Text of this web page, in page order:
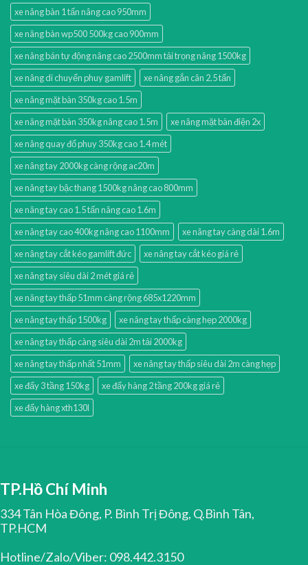
xe nâng bàn 1 tấn nâng cao 950mm
xe nâng bàn wp500 500kg cao 900mm
xe nâng bán tự động nâng cao 2500mm tải trọng nâng 1500kg
xe nâng di chuyển phuy gamlift
xe nâng gắn cân 2.5 tấn
xe nâng mặt bàn 350kg cao 1.5m
xe nâng mặt bàn 350kg nâng cao 1.5m
xe nâng mặt bàn điện 2x
xe nâng quay đổ phuy 350kg cao 1.4 mét
xe nâng tay 2000kg càng rộng ac20m
xe nâng tay bậc thang 1500kg nâng cao 800mm
xe nâng tay cao 1.5 tấn nâng cao 1.6m
xe nâng tay cao 400kg nâng cao 1100mm
xe nâng tay càng dài 1.6m
xe nâng tay cắt kéo gamlift đức
xe nâng tay cắt kéo giá rẻ
xe nâng tay siêu dài 2 mét giá rẻ
xe nâng tay thấp 51mm càng rộng 685x1220mm
xe nâng tay thấp 1500kg
xe nâng tay thấp càng hẹp 2000kg
xe nâng tay thấp càng siêu dài 2m tải 2000kg
xe nâng tay thấp nhất 51mm
xe nâng tay thấp siêu dài 2m càng hẹp
xe đẩy 3 tầng 150kg
xe đẩy hàng 2 tầng 200kg giá rẻ
xe đẩy hàng xth130l
TP.Hồ Chí Minh
334 Tân Hòa Đông, P. Bình Trị Đông, Q.Bình Tân,
TP.HCM
Hotline/Zalo/Viber: 098.442.3150